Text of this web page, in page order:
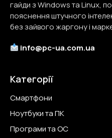
гайди з Windows та Linux,
пояснення штучного
без зайвого жаргону і
info@pc-ua.com.ua
Категорії
Смартфони
Ноутбуки та ПК
Програми та ОС